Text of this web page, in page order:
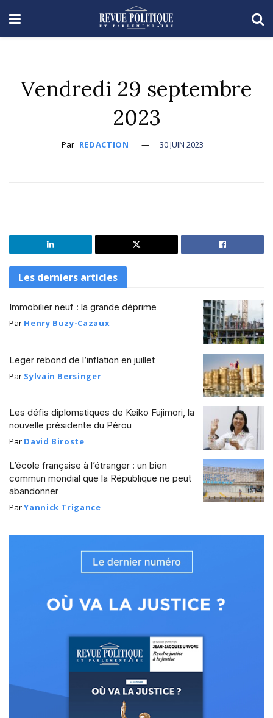
Vendredi 29 septembre
2023
Par REDACTION 30 JUIN 2023
Les derniers articles
Immobilier neuf : la grande déprime
Par Henry Buzy-Cazaux
Leger rebond de l’inflation en juillet
Par Sylvain Bersinger
Les défis diplomatiques de Keiko Fujimori, la
nouvelle présidente du Pérou
Par David Biroste
L’école française à l’étranger : un bien
commun mondial que la République ne peut
abandonner
ParYannick Trigance